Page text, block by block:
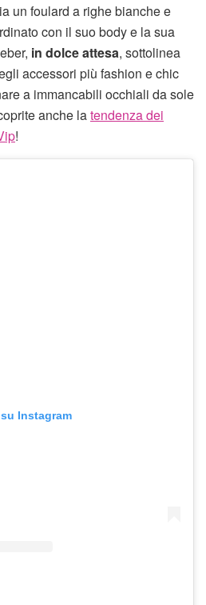
un foulard a righe bianche e
con il suo body e la sua
in dolce attesa, sottolinea
accessori più fashion e chic
a immancabili occhiali da sole
anche latendenza dei
!
Instagram